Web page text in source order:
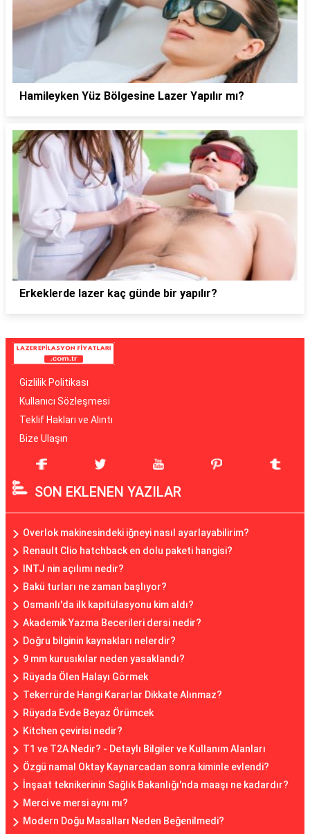
Hamileyken Yüz Bölgesine Lazer Yapılır mı?
Erkeklerde lazer kaç günde bir yapılır?
Gizlilik Politikası
Kullanıcı Sözleşmesi
Teklif Hakları ve Alıntı
Bize Ulaşın
SON EKLENEN YAZILAR
Overlok makinesindeki iğneyi nasıl ayarlayabilirim?
Renault Clio hatchback en dolu paketi hangisi?
INTJ nin açılımı nedir?
Bakü turları ne zaman başlıyor?
Osmanlı'da ilk kapitülasyonu kim aldı?
Akademik Yazma Becerileri dersi nedir?
Doğru bilginin kaynakları nelerdir?
9 mm kurusıkılar neden yasaklandı?
Rüyada Ölen Halayı Görmek
Tekerrürde Hangi Kararlar Dikkate Alınmaz?
Rüyada Evde Beyaz Örümcek
Kitchen çevirisi nedir?
T1 ve T2A Nedir? - Detaylı Bilgiler ve Kullanım Alanları
Özgü namal Oktay Kaynarcadan sonra kiminle evlendi?
İnşaat teknikerinin Sağlık Bakanlığı'nda maaşı ne kadardır?
Merci ve mersi aynı mı?
Modern Doğu Masalları Neden Beğenilmedi?